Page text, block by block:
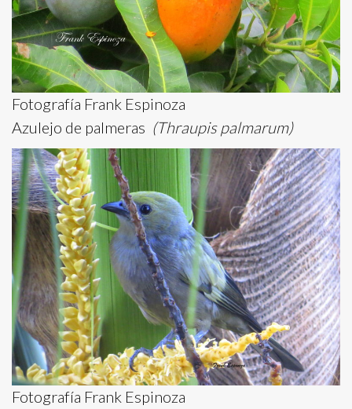
Fotografía Frank Espinoza
Azulejo de palmeras (Thraupis palmarum)
Fotografía Frank Espinoza